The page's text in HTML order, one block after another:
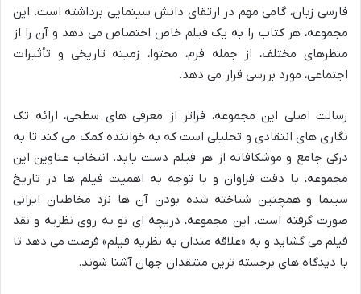
فارسی زبان، گامی مهم در ارتقای دانش سینمایی برداشته است. این
مجموعه، هر کتاب را به یک فیلم خاص اختصاص می دهد و آن را از
منظرهای مختلف، از جمله فرم، محتوا، زمینه تاریخی و تأثیرات
اجتماعی، مورد بررسی قرار می دهد.
رسالت اصلی این مجموعه، فراتر از معرفی های سطحی، ارائه تک
نگاری های انتقادی و تحلیلی است که به خواننده کمک می کند تا به
درکی جامع و موشکافانه از هر فیلم دست یابد. انتخاب عناوین این
مجموعه، با دقت فراوان و با توجه به اهمیت فیلم ها در تاریخ
سینما و همچنین شناخته شده بودن آن ها نزد مخاطبان ایرانی
صورت گرفته است. این مجموعه، دریچه ای نو به روی نظریه و نقد
فیلم می گشاید و به «علاقه مندان به نظریه فیلم» فرصت می دهد تا
با دیدگاه های برجسته ترین منتقدان جهان آشنا شوند.